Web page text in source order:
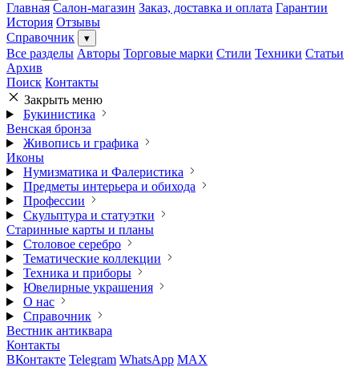
Главная Салон-магазин Заказ, доставка и оплата Гарантии
История Отзывы
Справочник
▾
Все разделы Авторы Торговые марки Стили Техники Статьи
Архив
Поиск Контакты
Закрыть меню
Букинистика
Венская бронза
Живопись и графика
Иконы
Нумизматика и Фалеристика
Предметы интерьера и обихода
Профессии
Скульптура и статуэтки
Старинные карты и планы
Столовое серебро
Тематические коллекции
Техника и приборы
Ювелирные украшения
О нас
Справочник
Вестник антиквара
Контакты
ВКонтакте Telegram WhatsApp MAX